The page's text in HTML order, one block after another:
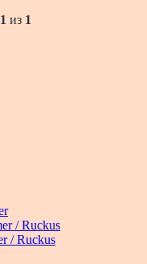
1 из 1
/ Ruckus
/ Ruckus